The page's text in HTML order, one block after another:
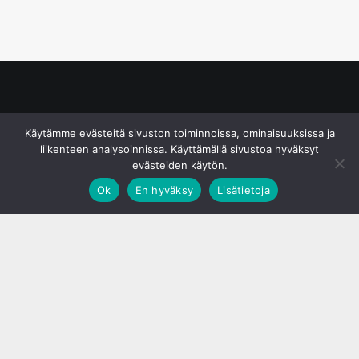
Käytämme evästeitä sivuston toiminnoissa, ominaisuuksissa ja
liikenteen analysoinnissa. Käyttämällä sivustoa hyväksyt
evästeiden käytön.
Ok
En hyväksy Lisätietoja